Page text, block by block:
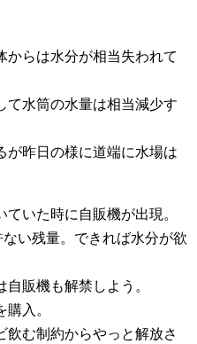
からは水分が相当失われて
て水筒の水量は相当減少す
が昨日の様に道端に水場は
いた時に自販機が出現。
い残量。できれば水分が欲
販機も解禁しよう。
入。
飲む制約からやっと解放さ